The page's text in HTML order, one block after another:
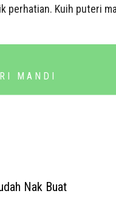
perhatian. Kuih puteri
MANDI
Nak Buat